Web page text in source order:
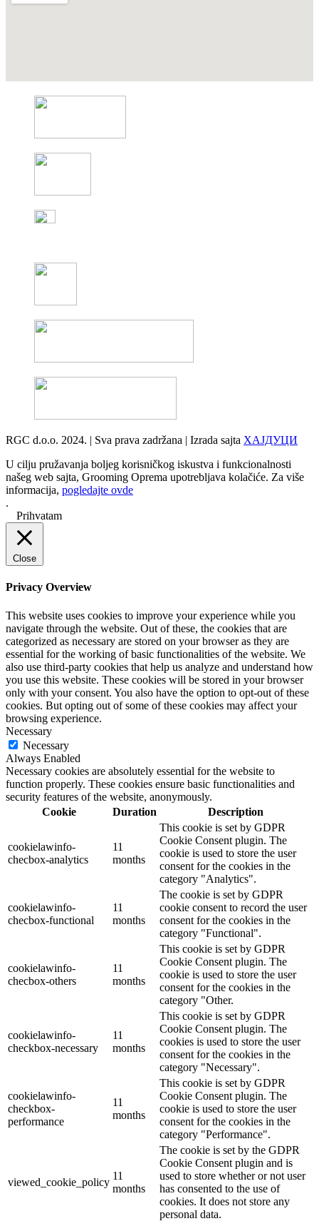
RGC d.o.o. 2024. | Sva prava zadržana | Izrada sajta ХАЈДУЦИ
U cilju pružavanja boljeg korisničkog iskustva i funkcionalnosti
našeg web sajta, Grooming Oprema upotrebljava kolačiće. Za više
informacija, pogledajte ovde
.
Prihvatam
Close
Privacy Overview
This website uses cookies to improve your experience while you
navigate through the website. Out of these, the cookies that are
categorized as necessary are stored on your browser as they are
essential for the working of basic functionalities of the website. We
also use third-party cookies that help us analyze and understand how
you use this website. These cookies will be stored in your browser
only with your consent. You also have the option to opt-out of these
cookies. But opting out of some of these cookies may affect your
browsing experience.
Necessary
Necessary
Always Enabled
Necessary cookies are absolutely essential for the website to
function properly. These cookies ensure basic functionalities and
security features of the website, anonymously.
Cookie
Duration Description
cookielawinfo-
checbox-analytics
11
months
This cookie is set by GDPR
Cookie Consent plugin. The
cookie is used to store the user
consent for the cookies in the
category "Analytics".
cookielawinfo-
checbox-functional
11
months
The cookie is set by GDPR
cookie consent to record the user
consent for the cookies in the
category "Functional".
cookielawinfo-
checbox-others
11
months
This cookie is set by GDPR
Cookie Consent plugin. The
cookie is used to store the user
consent for the cookies in the
category "Other.
cookielawinfo-
checkbox-necessary
11
months
This cookie is set by GDPR
Cookie Consent plugin. The
cookies is used to store the user
consent for the cookies in the
category "Necessary".
cookielawinfo-
checkbox-
performance
11
months
This cookie is set by GDPR
Cookie Consent plugin. The
cookie is used to store the user
consent for the cookies in the
category "Performance".
viewed_cookie_policy
11
months
The cookie is set by the GDPR
Cookie Consent plugin and is
used to store whether or not user
has consented to the use of
cookies. It does not store any
personal data.